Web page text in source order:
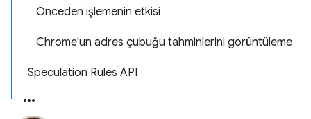
Önceden işlemenin etkisi
Chrome'un adres çubuğu tahminlerini görüntüleme
Speculation Rules API